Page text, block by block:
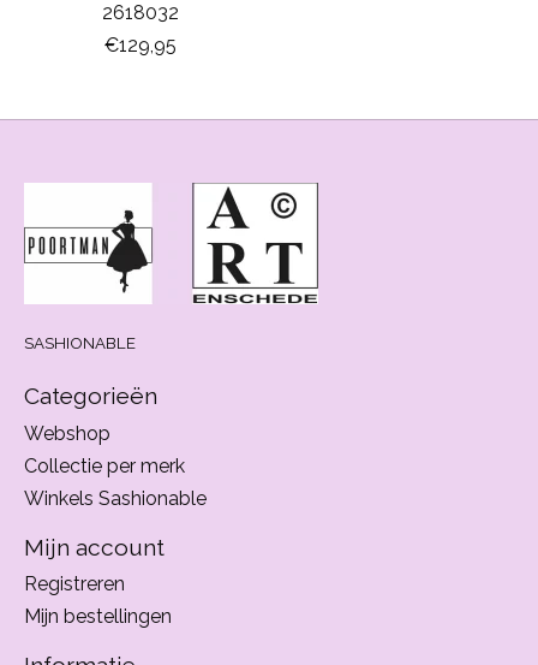
2618032
€129,95
SASHIONABLE
Categorieën
Webshop
Collectie per merk
Winkels Sashionable
Mijn account
Registreren
Mijn bestellingen